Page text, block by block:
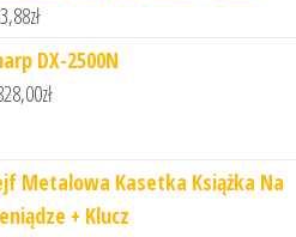
zł
DX-2500N
zł
Metalowa Kasetka Książka Na
+ Klucz